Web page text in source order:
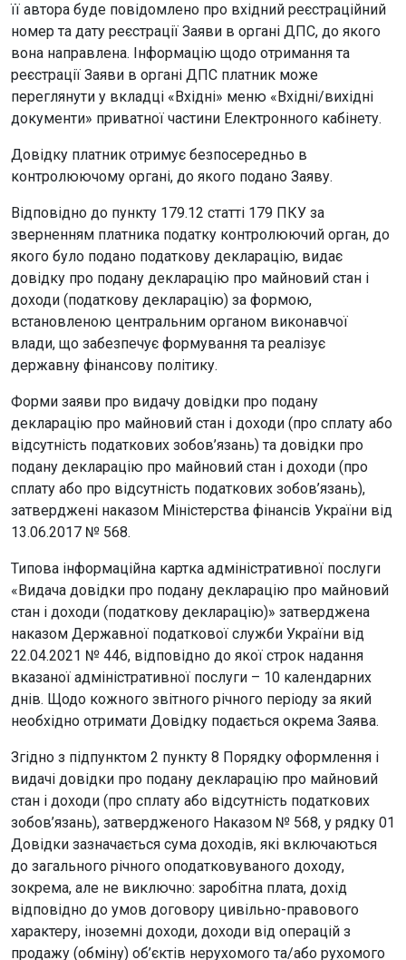
її автора буде повідомлено про вхідний реєстраційний
номер та дату реєстрації Заяви в органі ДПС, до якого
вона направлена. Інформацію щодо отримання та
реєстрації Заяви в органі ДПС платник може
переглянути у вкладці «Вхідні» меню «Вхідні/вихідні
документи» приватної частини Електронного кабінету.
Довідку платник отримує безпосередньо в
контролюючому органі, до якого подано Заяву.
Відповідно до пункту 179.12 статті 179 ПКУ за
зверненням платника податку контролюючий орган, до
якого було подано податкову декларацію, видає
довідку про подану декларацію про майновий стан і
доходи (податкову декларацію) за формою,
встановленою центральним органом виконавчої
влади, що забезпечує формування та реалізує
державну фінансову політику.
Форми заяви про видачу довідки про подану
декларацію про майновий стан і доходи (про сплату або
відсутність податкових зобов’язань) та довідки про
подану декларацію про майновий стан і доходи (про
сплату або про відсутність податкових зобов’язань),
затверджені наказом Міністерства фінансів України від
13.06.2017 № 568.
Типова інформаційна картка адміністративної послуги
«Видача довідки про подану декларацію про майновий
стан і доходи (податкову декларацію)» затверджена
наказом Державної податкової служби України від
22.04.2021 № 446, відповідно до якої строк надання
вказаної адміністративної послуги – 10 календарних
днів. Щодо кожного звітного річного періоду за який
необхідно отримати Довідку подається окрема Заява.
Згідно з підпунктом 2 пункту 8 Порядку оформлення і
видачі довідки про подану декларацію про майновий
стан і доходи (про сплату або відсутність податкових
зобов’язань), затвердженого Наказом № 568, у рядку 01
Довідки зазначається сума доходів, які включаються
до загального річного оподатковуваного доходу,
зокрема, але не виключно: заробітна плата, дохід
відповідно до умов договору цивільно-правового
характеру, іноземні доходи, доходи від операцій з
продажу (обміну) об’єктів нерухомого та/або рухомого